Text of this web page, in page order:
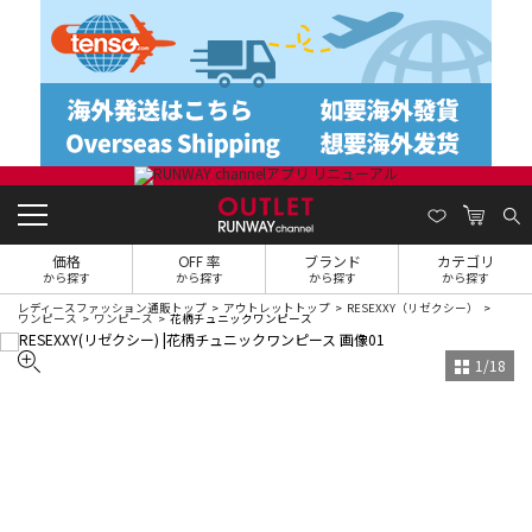
価格
から探す
OFF 率
から探す
ブランド
から探す
カテゴリ
から探す
レディースファッション通販トップ アウトレットトップ RESEXXY（リゼクシー）
ワンピース ワンピース 花柄チュニックワンピース
1 /18